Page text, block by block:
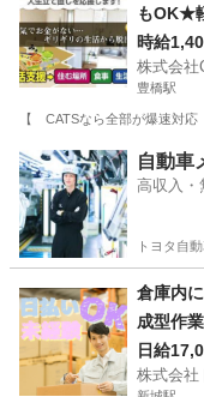
もOK★
時給
株式会社
豊橋駅
【 CATSなら全部が爆速対
愛知 豊橋市 豊橋駅
自動車
高収入・
トヨタ自
倉庫内
成型作
収入
日給
株式会社